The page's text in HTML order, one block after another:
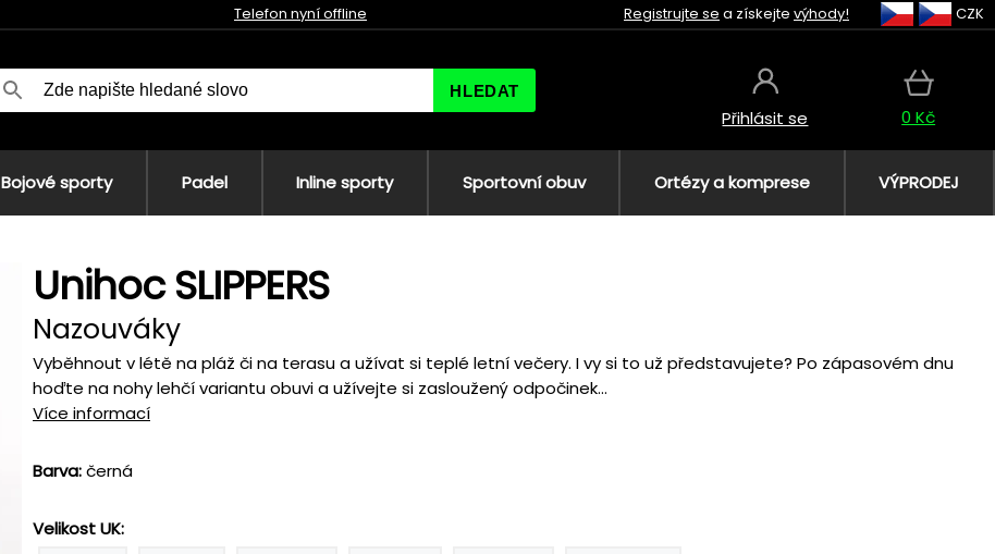
Telefon nyní offline Registrujte se a získejte výhody! CZK
HLEDAT
Přihlásit se 0 Kč
Bojové sporty Padel Inline sporty Sportovní obuv Ortézy a komprese VÝPRODEJ
Unihoc SLIPPERS
Nazouváky
Vyběhnout v létě na pláž či na terasu a užívat si teplé letní večery. I vy si to už představujete? Po zápasovém dnu
hoďte na nohy lehčí variantu obuvi a užívejte si zasloužený odpočinek...
Více informací
Barva:černá
Velikost UK: